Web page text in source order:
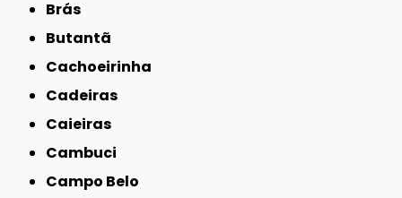
Brás
Butantã
Cachoeirinha
Cadeiras
Caieiras
Cambuci
Campo Belo